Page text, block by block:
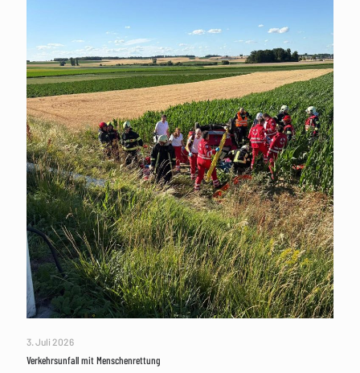
3. Juli 2026
Verkehrsunfall mit Menschenrettung